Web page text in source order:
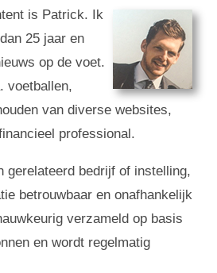
is Patrick. Ik
25 jaar en
op de voet.
voetballen,
van diverse websites,
professional.
gerelateerd bedrijf of instelling,
betrouwbaar en onafhankelijk
verzameld op basis
en wordt regelmatig